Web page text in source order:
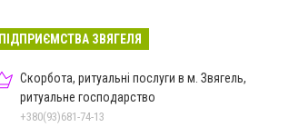
ПІДПРИЄМСТВА ЗВЯГЕЛЯ
Скорбота, ритуальні послуги в м. Звягель,
ритуальне господарство
+380(93)681-74-13